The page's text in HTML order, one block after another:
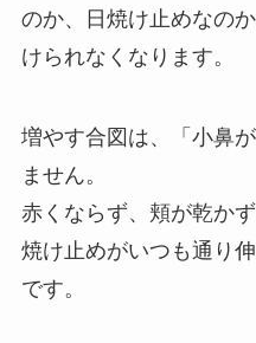
のか、日焼け止めなの
けられなくなります。
増やす合図は、「小鼻
ません。
赤くならず、頬が乾か
焼け止めがいつも通り
です。